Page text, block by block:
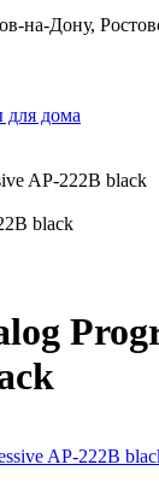
на-Дону,
для дома
AP-222B black
black